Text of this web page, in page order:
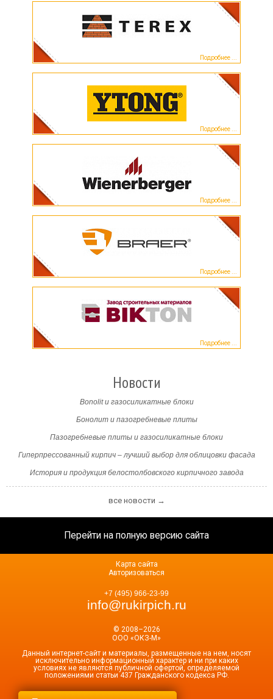
Подробнее ...
Подробнее ...
Подробнее ...
Подробнее ...
Подробнее ...
Новости
Bonolit и газосиликатные блоки
Бонолит и пазогребневые плиты
Пазогребневые плиты и газосиликатные блоки
Гиперпрессованный кирпич – лучший выбор для облицовки фасада
История и продукция белостолбовского кирпичного завода
все новости →
Перейти на полную версию сайта
© 2008–2026
ООО «ОКЗ-М»
Данный интернет-сайт и материалы, размещенные на нем, носят
исключительно информационный характер и ни при каких
условиях не являются публичной офертой, определяемой
положениями статьи 437 Гражданского кодекса РФ.
+7 (495) 966-23-99
info@rukirpich.ru
Карта сайта
Авторизоваться